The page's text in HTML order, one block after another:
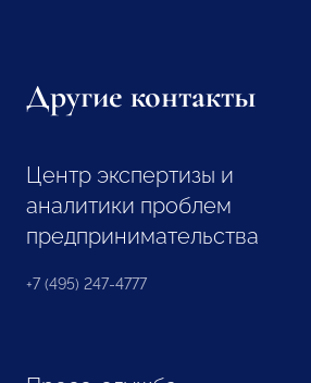
Другие контакты
Центр экспертизы и
аналитики проблем
предпринимательства
+7 (495) 247-4777